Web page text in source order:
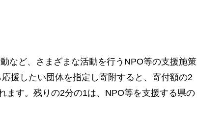
など、さまざまな活動を行うNPO等の支援施策
援したい団体を指定し寄附すると、寄付額の2
ます。残りの2分の1は、NPO等を支援する県の